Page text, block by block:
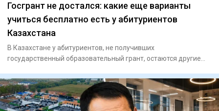
Госгрант не достался: какие еще варианты
учиться бесплатно есть у абитуриентов
Казахстана
В Казахстане у абитуриентов, не получивших
государственный образовательный грант, остаются другие